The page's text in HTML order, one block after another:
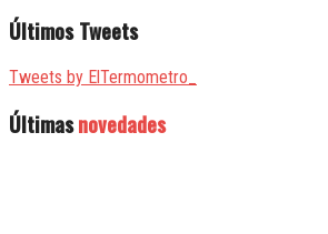
Últimos Tweets
Tweets by ElTermometro_
Últimasnovedades